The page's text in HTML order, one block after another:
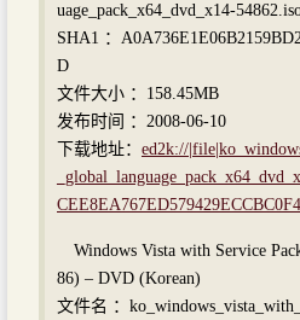
uage_pack_x64_dvd_x14-
SHA1 ：
D
文件大小 ：158.45MB
发布时间 ：2008-06-10
下载地址： ed2k://
Windows Vista with Service
86) – DVD (Korean)
文件名 ：